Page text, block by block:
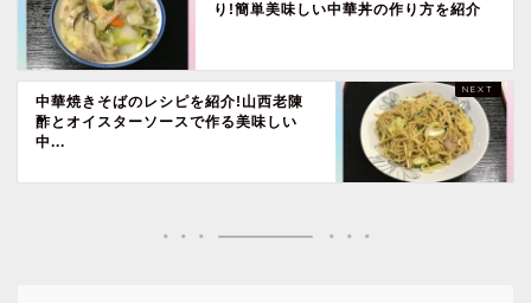
り!簡単美味しい中華丼の作り方を紹介
中華焼きそばのレシピを紹介!山西老陳
酢とオイスターソースで作る美味しい
中...